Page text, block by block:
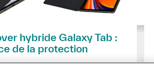
hybride Galaxy Tab :
de la protection